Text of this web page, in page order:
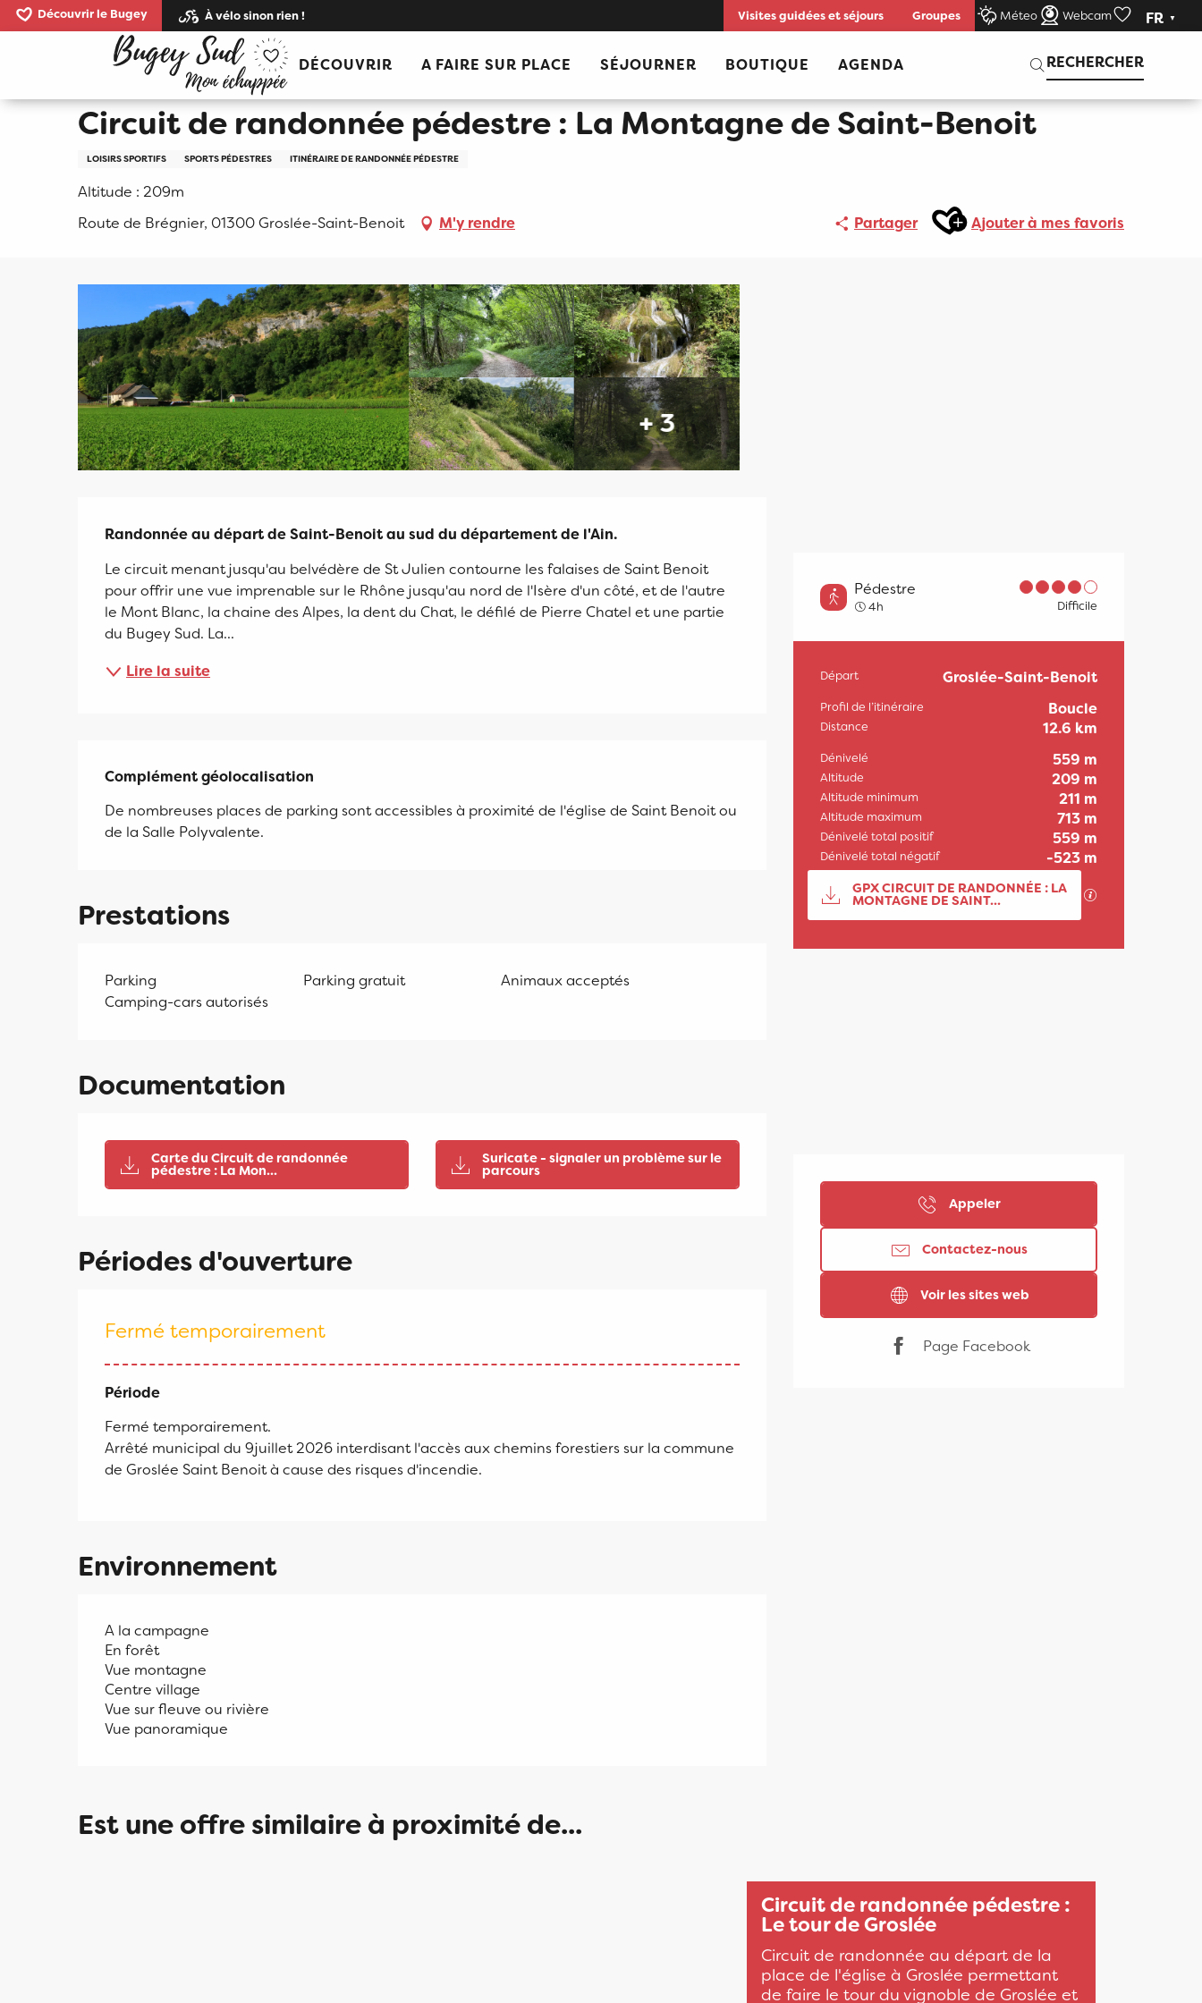
Aller
au
Visites guidées et séjours Groupes Méteo Webcam FR
Découvrir le Bugey À vélo sinon rien !
DÉCOUVRIR A FAIRE SUR PLACE SÉJOURNER BOUTIQUE AGENDA RECHERCHER
Recherche
Accueil Circuit de randonnée pédestre : La Montagne de Saint-Benoit
Circuit de randonnée pédestre : La Montagne de Saint-Benoit
LOISIRS SPORTIFS SPORTS PÉDESTRES ITINÉRAIRE DE RANDONNÉE PÉDESTRE
Altitude : 209m
Route de Brégnier, 01300 Groslée-Saint-Benoit
M'y rendre Partager
Ajouter aux favoris
Ajouter à mes favoris
Pédestre
4h Difficile
Informations
Départ Groslée-Saint-Benoit
Profil de l’itinéraire Boucle
Distance 12.6 km
Dénivelé 559 m
Altitude 209 m
Altitude minimum 211 m
Altitude maximum 713 m
Dénivelé total positif 559 m
Dénivelé total négatif -523 m
Documentation
GPX CIRCUIT DE RANDONNÉE : LA
MONTAGNE DE SAINT...
Ouverture et
Appeler
Contactez-nous
Voir les sites web
Page Facebook
+ 3
Description
Randonnée au départ de Saint-Benoit au sud du département de l'Ain.
Le circuit menant jusqu'au belvédère de St Julien contourne les falaises de Saint Benoit
pour offrir une vue imprenable sur le Rhône jusqu'au nord de l'Isère d'un côté, et de l'autre
le Mont Blanc, la chaine des Alpes, la dent du Chat, le défilé de Pierre Chatel et une partie
du Bugey Sud. La...
Lire la suite
Complément géolocalisation
Complément géolocalisation
De nombreuses places de parking sont accessibles à proximité de l'église de Saint Benoit ou
de la Salle Polyvalente.
Prestations
Parking Parking gratuit
Animaux acceptés
Camping-cars autorisés
Documentation
Carte du Circuit de randonnée
pédestre : La Mon...
Suricate - signaler un problème sur le
parcours
Périodes d'ouverture
Fermé temporairement
Période
Fermé temporairement.
Arrêté municipal du 9juillet 2026 interdisant l'accès aux chemins forestiers sur la commune
de Groslée Saint Benoit à cause des risques d'incendie.
Environnement
A la campagne
En forêt
Vue montagne
Centre village
Vue sur fleuve ou rivière
Vue panoramique
Est une offre similaire à proximité de...
Circuit de randonnée pédestre :
Le tour de Groslée
Circuit de randonnée au départ de la
place de l'église à Groslée permettant
de faire le tour du vignoble de Groslée et